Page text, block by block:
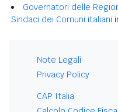
Governatori delle
Sindaci dei Comuni italiani
Note Legali
Privacy Policy
CAP Italia